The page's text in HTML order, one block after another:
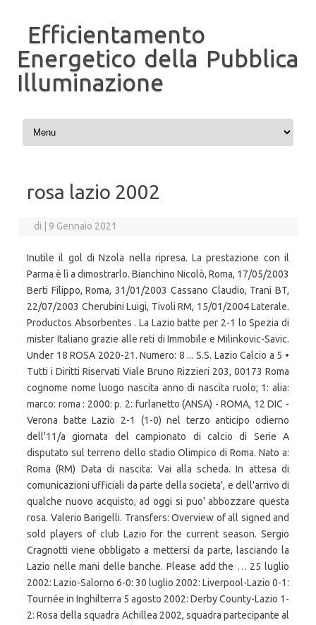
Efficientamento
Energetico della Pubblica
Illuminazione
Vai al contenuto
rosa lazio 2002
di 9 Gennaio 2021
Inutile il gol di Nzola nella ripresa. La prestazione con il
Parma è lì a dimostrarlo. Bianchino Nicolò, Roma, 17/05/2003
Berti Filippo, Roma, 31/01/2003 Cassano Claudio, Trani BT,
22/07/2003 Cherubini Luigi, Tivoli RM, 15/01/2004 Laterale.
Productos Absorbentes . La Lazio batte per 2-1 lo Spezia di
mister Italiano grazie alle reti di Immobile e Milinkovic-Savic.
Under 18 ROSA 2020-21. Numero: 8 ... S.S. Lazio Calcio a 5 •
Tutti i Diritti Riservati Viale Bruno Rizzieri 203, 00173 Roma
cognome nome luogo nascita anno di nascita ruolo; 1: alia:
marco: roma : 2000: p. 2: furlanetto (ANSA) - ROMA, 12 DIC -
Verona batte Lazio 2-1 (1-0) nel terzo anticipo odierno
dell'11/a giornata del campionato di calcio di Serie A
disputato sul terreno dello stadio Olimpico di Roma. Nato a:
Roma (RM) Data di nascita: Vai alla scheda. In attesa di
comunicazioni ufficiali da parte della societa', e dell'arrivo di
qualche nuovo acquisto, ad oggi si puo' abbozzare questa
rosa. Valerio Barigelli. Transfers: Overview of all signed and
sold players of club Lazio for the current season. Sergio
Cragnotti viene obbligato a mettersi da parte, lasciando la
Lazio nelle mani delle banche. Please add the … 25 luglio
2002: Lazio-Salorno 6-0: 30 luglio 2002: Liverpool-Lazio 0-1:
Tournée in Inghilterra 5 agosto 2002: Derby County-Lazio 1-
2: Rosa della squadra Achillea 2002, squadra partecipante al